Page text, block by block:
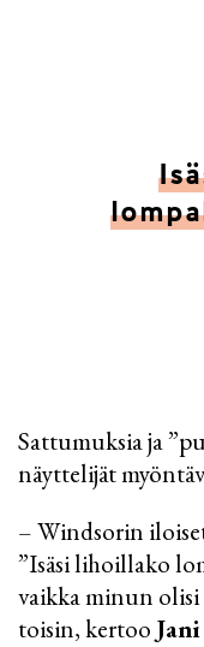
Sattumuksia ja
näyttelijät
– Windsorin
”Isäsi lihoillako
vaikka minun
toisin, kertoo